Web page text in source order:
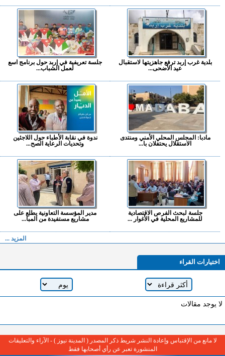
بلدية غرب إربد ترفع جاهزيتها لاستقبال
عيد الأضحى...
جلسة تعريفية في إربد حول برنامج اسع
لعمل الشباب...
مادبا: المجلس المحلي الأمني ومنتدى
الاستقلال يحتفلان با...
ندوة في نقابة الأطباء حول اللاجئين
وتحديات الرعاية الصح...
جلسة لبحث الفرص الاقتصادية
للمشاريع المحلية في الأغوار ...
مدير المؤسسة التعاونية يطلع على
مشاريع مستفيدة من المبا...
المزيد ...
اختيارات القراء
لا يوجد مقالات
لا مانع من الإقتباس وإعادة النشر شريط ذكر المصدر ( المدينة نيوز ) - الآراء والتعليقات
المنشورة تعبر عن رأي أصحابها فقط